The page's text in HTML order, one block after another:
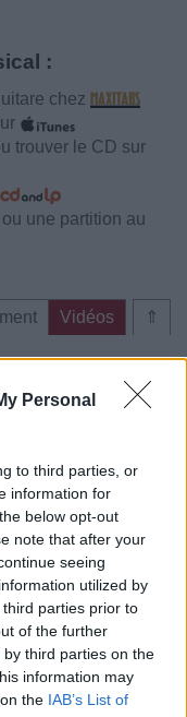
Personal
to third parties, or
information for
below opt-out
note that after your
seeing
utilized by
parties prior to
of the further
third parties on the
information may
the IAB’s List of
:
chez
trouver le CD sur
une partition au
⇑
Vidéos
Not Really
Vidéos